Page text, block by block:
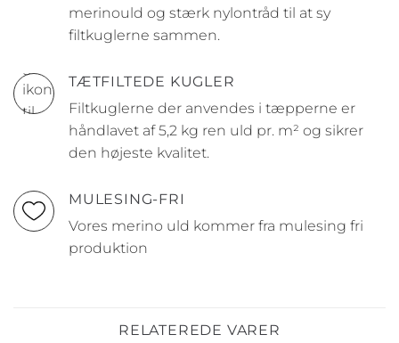
merinould og stærk nylontråd til at sy
filtkuglerne sammen.
TÆTFILTEDE KUGLER
Filtkuglerne der anvendes i tæpperne er
håndlavet af 5,2 kg ren uld pr. m² og sikrer
den højeste kvalitet.
MULESING-FRI
Vores merino uld kommer fra mulesing fri
produktion
RELATEREDE VARER